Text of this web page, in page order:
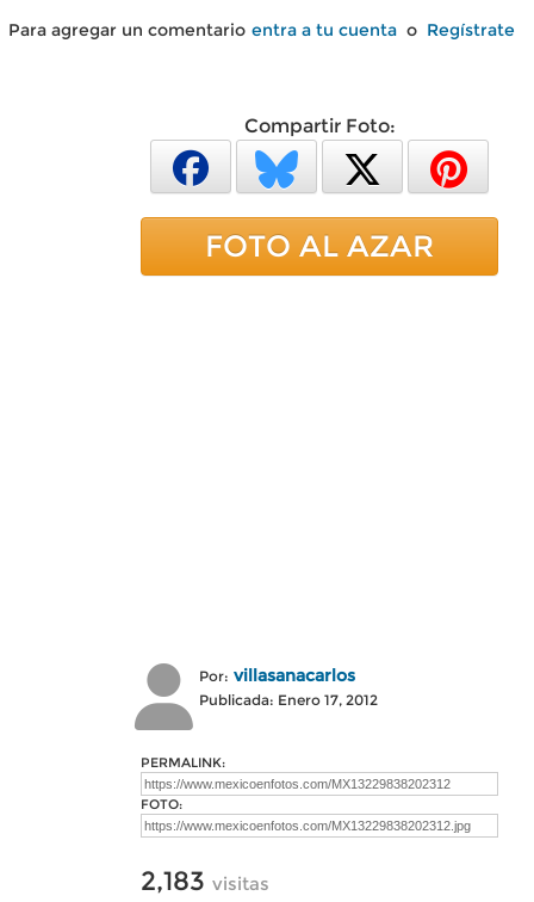
Para agregar un comentario entra a tu cuenta o Regístrate
Compartir Foto:
FOTO AL AZAR
Por: villasanacarlos
Publicada: Enero 17, 2012
PERMALINK:
FOTO:
2,183 visitas